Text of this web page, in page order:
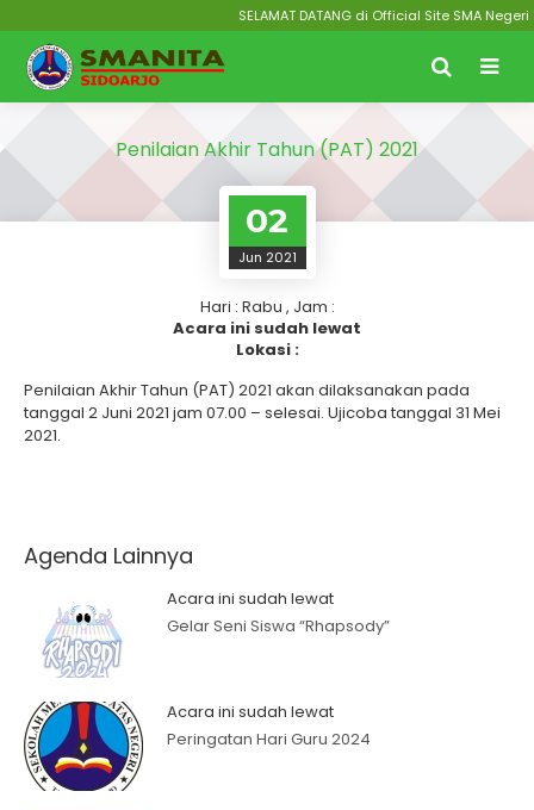
SELAMAT DATANG di Official Site SMA
Penilaian Akhir Tahun (PAT) 2021
02
Jun 2021
Hari : Rabu , Jam :
Acara ini sudah lewat
Lokasi :
Penilaian Akhir Tahun (PAT) 2021 akan dilaksanakan pada
tanggal 2 Juni 2021 jam 07.00 – selesai. Ujicoba tanggal 31 Mei
2021.
Agenda Lainnya
Acara ini sudah lewat
Gelar Seni Siswa “Rhapsody”
Acara ini sudah lewat
Peringatan Hari Guru 2024